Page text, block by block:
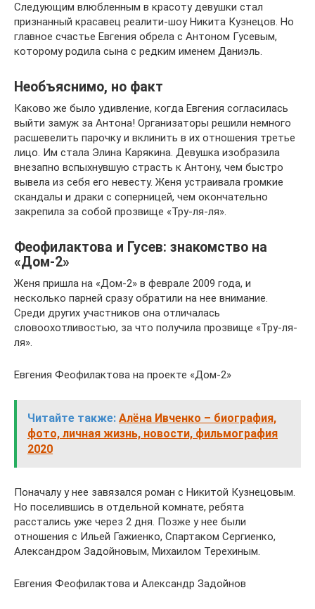
Следующим влюбленным в красоту девушки стал
признанный красавец реалити-шоу Никита Кузнецов. Но
главное счастье Евгения обрела с Антоном Гусевым,
которому родила сына с редким именем Даниэль.
Необъяснимо, но факт
Каково же было удивление, когда Евгения согласилась
выйти замуж за Антона! Организаторы решили немного
расшевелить парочку и вклинить в их отношения третье
лицо. Им стала Элина Карякина. Девушка изобразила
внезапно вспыхнувшую страсть к Антону, чем быстро
вывела из себя его невесту. Женя устраивала громкие
скандалы и драки с соперницей, чем окончательно
закрепила за собой прозвище «Тру-ля-ля».
Феофилактова и Гусев: знакомство на
«Дом-2»
Женя пришла на «Дом-2» в феврале 2009 года, и
несколько парней сразу обратили на нее внимание.
Среди других участников она отличалась
словоохотливостью, за что получила прозвище «Тру-ля-
ля».
Евгения Феофилактова на проекте «Дом-2»
Читайте также: Алёна Ивченко – биография,
фото, личная жизнь, новости, фильмография
2020
Поначалу у нее завязался роман с Никитой Кузнецовым.
Но поселившись в отдельной комнате, ребята
расстались уже через 2 дня. Позже у нее были
отношения с Ильей Гажиенко, Спартаком Сергиенко,
Александром Задойновым, Михаилом Терехиным.
Евгения Феофилактова и Александр Задойнов